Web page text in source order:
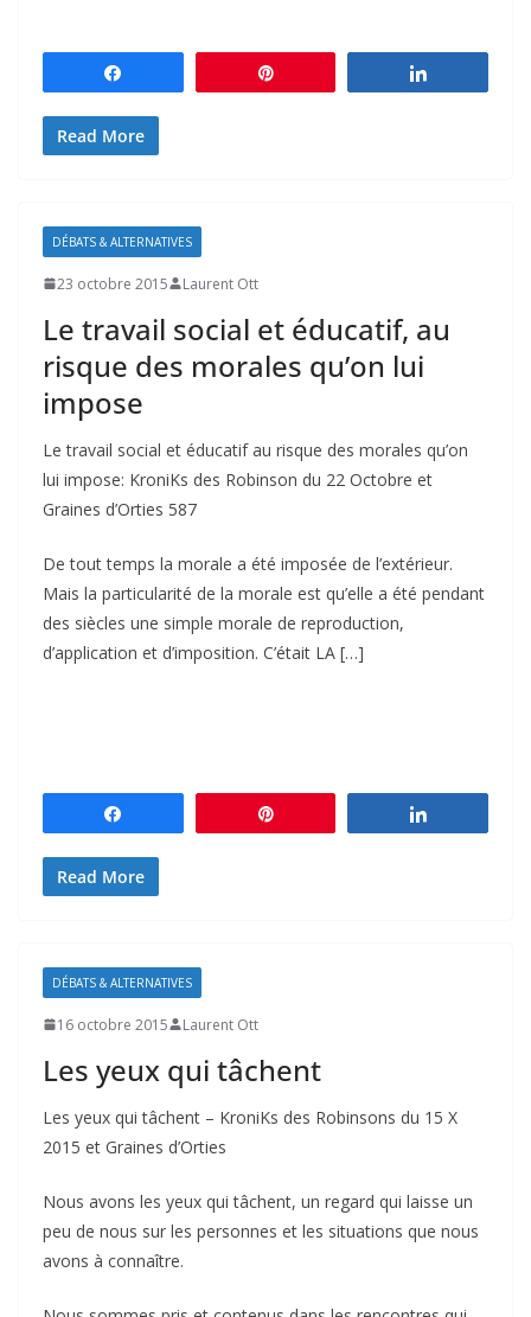
Read More
DÉBATS & ALTERNATIVES
23 octobre 2015 Laurent Ott
Le travail social et éducatif, au
risque des morales qu’on lui
impose
Le travail social et éducatif au risque des morales qu’on
lui impose: KroniKs des Robinson du 22 Octobre et
Graines d’Orties 587
De tout temps la morale a été imposée de l’extérieur.
Mais la particularité de la morale est qu’elle a été pendant
des siècles une simple morale de reproduction,
d’application et d’imposition. C’était LA […]
Read More
DÉBATS & ALTERNATIVES
16 octobre 2015 Laurent Ott
Les yeux qui tâchent
Les yeux qui tâchent – KroniKs des Robinsons du 15 X
2015 et Graines d’Orties
Nous avons les yeux qui tâchent, un regard qui laisse un
peu de nous sur les personnes et les situations que nous
avons à connaître.